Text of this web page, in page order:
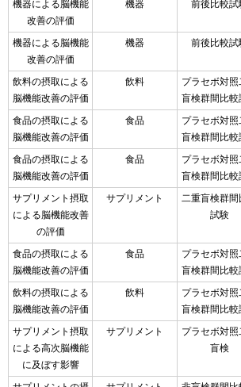
機器による脳機能
改善の評価
機器 前後比較試
機器による脳機能
改善の評価
機器 前後比較試
飲料の摂取による
脳機能改善の評価
飲料
プラセボ対照
盲検群間比較
食品の摂取による
脳機能改善の評価
食品
プラセボ対照
盲検群間比較
食品の摂取による
脳機能改善の評価
食品
プラセボ対照
盲検群間比較
サプリメント摂取
による脳機能改善
の評価
サプリメント
二重盲検群間
試験
食品の摂取による
脳機能改善の評価
食品
プラセボ対照
盲検群間比較
飲料の摂取による
脳機能改善の評価
飲料
プラセボ対照
盲検群間比較
サプリメント摂取
による高次脳機能
に及ぼす影響
サプリメント
プラセボ対照
盲検